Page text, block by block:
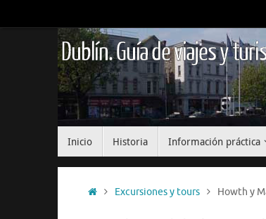
al
Dublín. Guía de viajes y
Inicio Historia Información práctica
InicioExcursiones y tours Howth y